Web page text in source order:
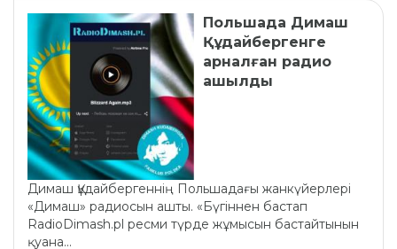
Польшада Димаш
Құдайбергенге
арналған радио
ашылды
Димаш Құдайбергеннің Польшадағы жанкүйерлері
«Димаш» радиосын ашты. «Бүгіннен бастап
RadioDimash.pl ресми түрде жұмысын бастайтынын
қуана...